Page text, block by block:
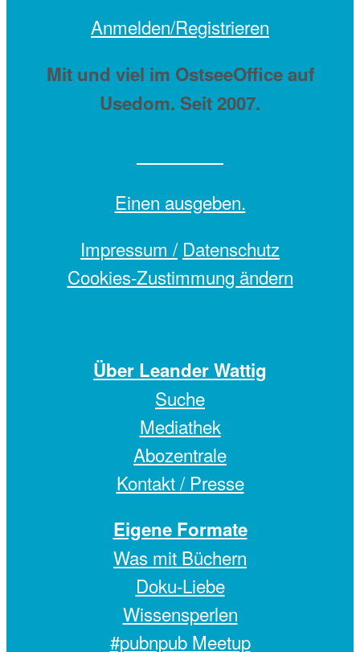
Anmelden/Registrieren
Mit und viel im OstseeOffice auf
Usedom. Seit 2007.
Einen ausgeben.
Impressum / Datenschutz
Cookies-Zustimmung ändern
Über Leander Wattig
Suche
Mediathek
Abozentrale
Kontakt / Presse
Eigene Formate
Was mit Büchern
Doku-Liebe
Wissensperlen
#pubnpub Meetup